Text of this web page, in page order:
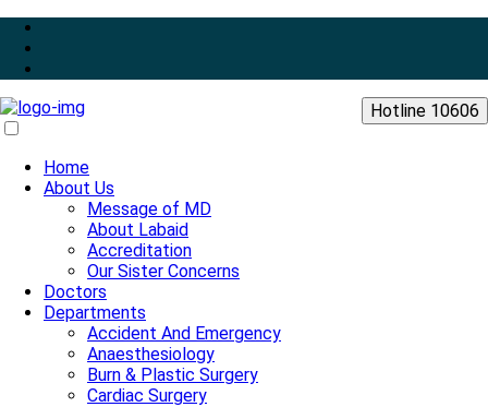
Hotline 10606
Home
About Us
Message of MD
About Labaid
Accreditation
Our Sister Concerns
Doctors
Departments
Accident And Emergency
Anaesthesiology
Burn & Plastic Surgery
Cardiac Surgery